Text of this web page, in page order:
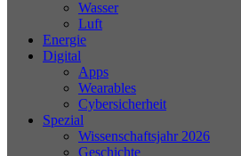
Wasser
Luft
Energie
Digital
Apps
Wearables
Cybersicherheit
Spezial
Wissenschaftsjahr 2026
Geschichte